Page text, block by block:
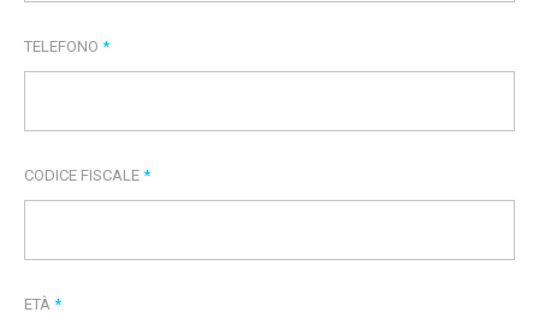
TELEFONO *
CODICE FISCALE *
ETÀ *